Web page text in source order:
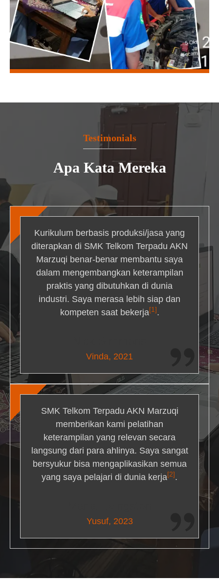
Testimonials
Apa Kata Mereka
Kurikulum berbasis produksi/jasa yang
diterapkan di SMK Telkom Terpadu AKN
Marzuqi benar-benar membantu saya
dalam mengembangkan keterampilan
praktis yang dibutuhkan di dunia
industri. Saya merasa lebih siap dan
kompeten saat bekerja[1] .
Vinda, 2021
SMK Telkom Terpadu AKN Marzuqi
memberikan kami pelatihan
keterampilan yang relevan secara
langsung dari para ahlinya. Saya sangat
bersyukur bisa mengaplikasikan semua
yang saya pelajari di dunia kerja[2] .
Yusuf, 2023